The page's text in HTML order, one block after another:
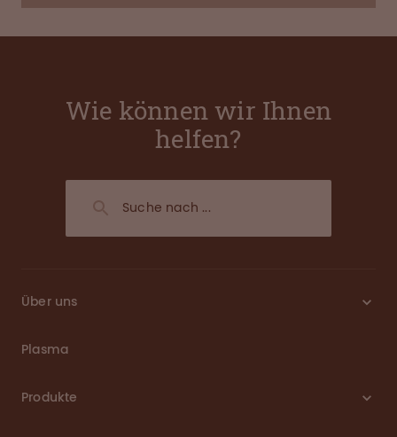
Wie können wir Ihnen
helfen?
Über uns
Plasma
Produkte